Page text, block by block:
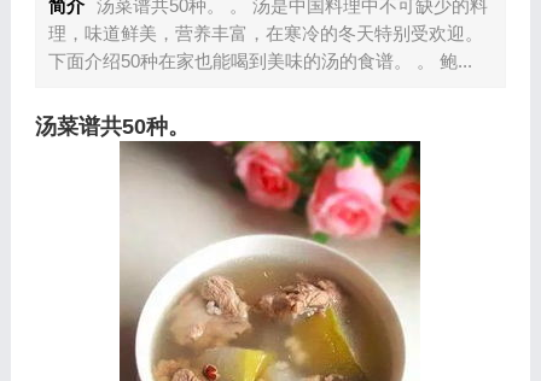
简介 汤菜谱共50种。 。 汤是中国料理中不可缺少的料
理，味道鲜美，营养丰富，在寒冷的冬天特别受欢迎。
下面介绍50种在家也能喝到美味的汤的食谱。 。 鲍...
汤菜谱共50种。